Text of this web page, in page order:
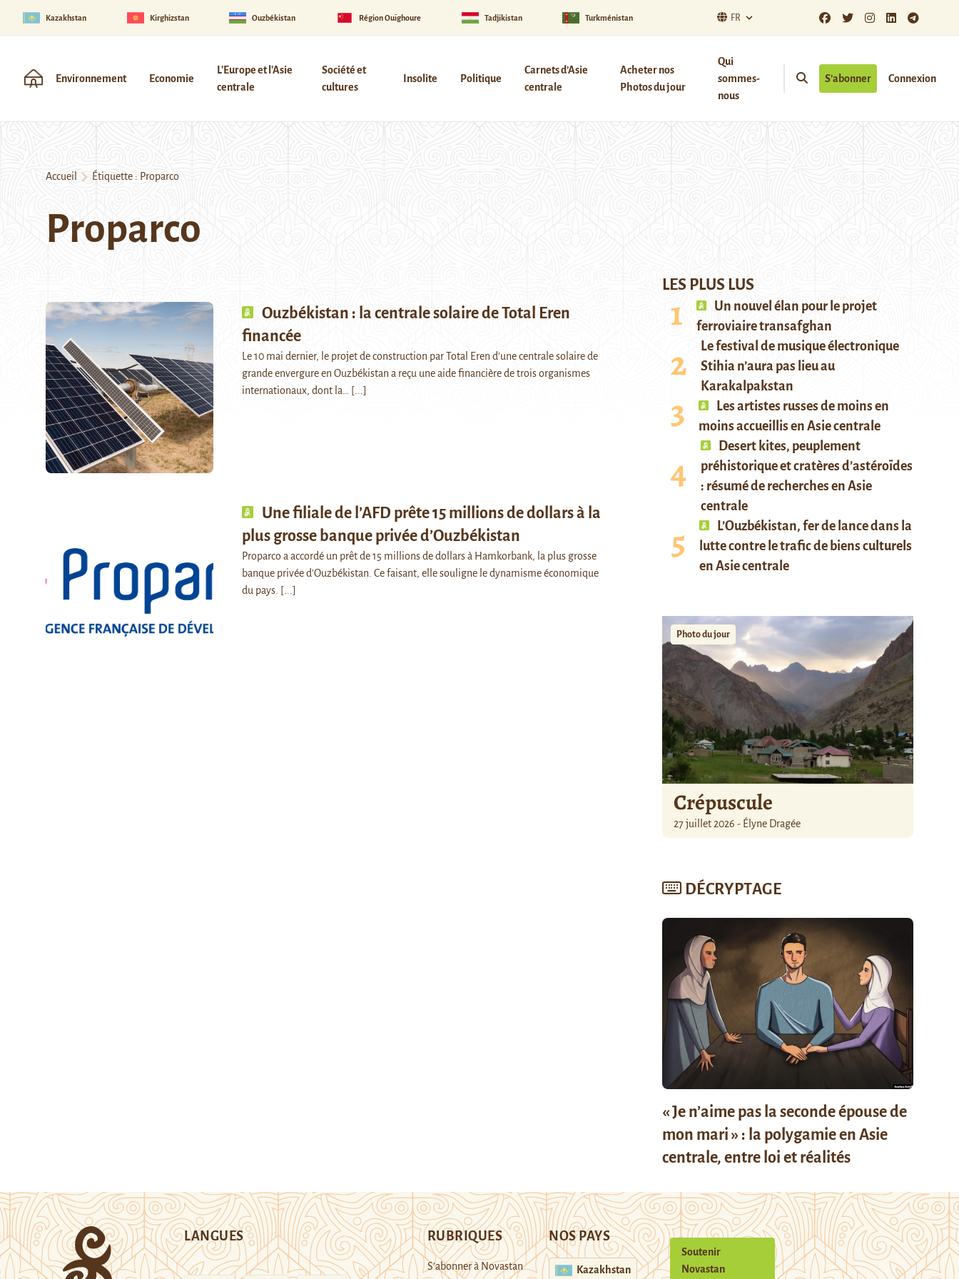
Kazakhstan Kirghizstan Ouzbékistan Région Ouïghoure Tadjikistan Turkménistan FR
Environnement Economie
L'Europe et l'Asie
centrale
Société et
cultures
Insolite Politique
Carnets d’Asie
centrale
Acheter nos
Photos du jour
Qui
sommes-
nous
S’abonner Connexion
Accueil Étiquette : Proparco
Proparco
Ouzbékistan : la centrale solaire de Total Eren
financée
Le 10 mai dernier, le projet de construction par Total Eren d’une centrale solaire de
grande envergure en Ouzbékistan a reçu une aide financière de trois organismes
internationaux, dont la…
[...]
Une filiale de l’AFD prête 15 millions de dollars à la
plus grosse banque privée d’Ouzbékistan
Proparco a accordé un prêt de 15 millions de dollars à Hamkorbank, la plus grosse
banque privée d'Ouzbékistan. Ce faisant, elle souligne le dynamisme économique
du pays. [...]
LES PLUS LUS
Un nouvel élan pour le projet
ferroviaire transafghan
Le festival de musique électronique
Stihia n’aura pas lieu au
Karakalpakstan
Les artistes russes de moins en
moins accueillis en Asie centrale
Desert kites, peuplement
préhistorique et cratères d’astéroïdes
: résumé de recherches en Asie
centrale
L’Ouzbékistan, fer de lance dans la
lutte contre le trafic de biens culturels
en Asie centrale
Photo du jour
Crépuscule
27 juillet 2026 - Élyne Dragée
DÉCRYPTAGE
« Je n’aime pas la seconde épouse de
mon mari » : la polygamie en Asie
centrale, entre loi et réalités
LANGUES RUBRIQUES
S’abonner à Novastan
NOS PAYS
Kazakhstan
Soutenir
Novastan